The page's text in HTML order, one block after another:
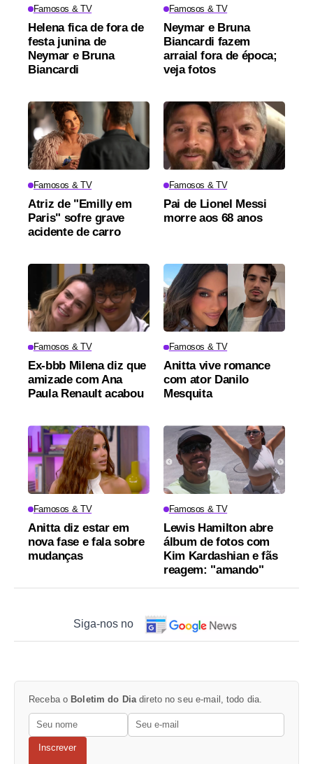
Famosos & TV
Helena fica de fora de
festa junina de
Neymar e Bruna
Biancardi
Famosos & TV
Neymar e Bruna
Biancardi fazem
arraial fora de época;
veja fotos
Famosos & TV
Atriz de "Emilly em
Paris" sofre grave
acidente de carro
Famosos & TV
Pai de Lionel Messi
morre aos 68 anos
Famosos & TV
Ex-bbb Milena diz que
amizade com Ana
Paula Renault acabou
Famosos & TV
Anitta vive romance
com ator Danilo
Mesquita
Famosos & TV
Anitta diz estar em
nova fase e fala sobre
mudanças
Famosos & TV
Lewis Hamilton abre
álbum de fotos com
Kim Kardashian e fãs
reagem: "amando"
Siga-nos no
Receba o Boletim do Diadireto no seu e-mail, todo dia.
Inscrever